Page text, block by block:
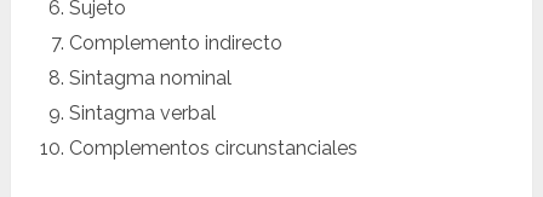
Sujeto
Complemento indirecto
Sintagma nominal
Sintagma verbal
Complementos circunstanciales